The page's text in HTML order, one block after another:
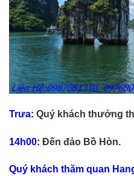
Trưa: Quý khách thưởng
14h00: Đến đảo Bồ Hòn.
Quý khách thăm quan